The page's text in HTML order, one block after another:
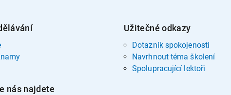
nás najdete
Užitečné odkazy
Dotazník spokojenosti
Navrhnout téma školení
Spolupracující lektoři